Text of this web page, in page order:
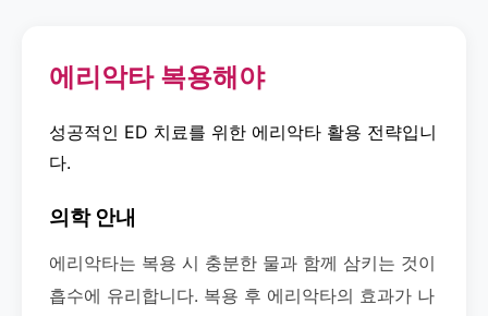
에리악타 복용해야
성공적인 ED 치료를 위한 에리악타 활용 전략입니
다.
의학 안내
에리악타는 복용 시 충분한 물과 함께 삼키는 것이
흡수에 유리합니다. 복용 후 에리악타의 효과가 나